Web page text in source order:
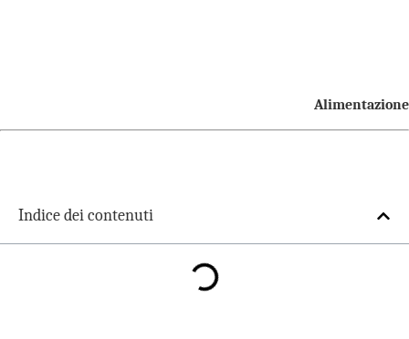
Alimentazione
Indice dei contenuti